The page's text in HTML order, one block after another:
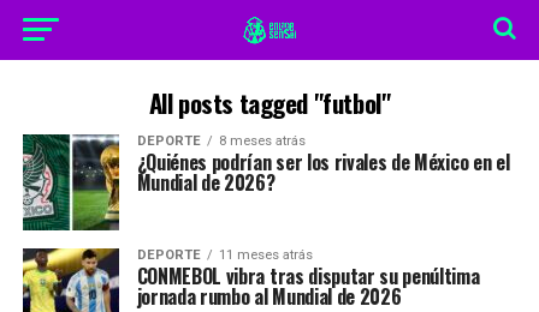
All posts tagged "futbol"
DEPORTE 8 meses atrás
¿Quiénes podrían ser los rivales de México en el
Mundial de 2026?
DEPORTE 11 meses atrás
CONMEBOL vibra tras disputar su penúltima
jornada rumbo al Mundial de 2026